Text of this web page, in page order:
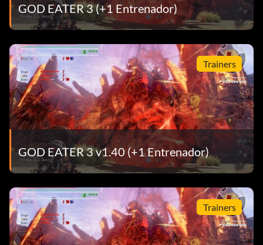
GOD EATER 3 (+1 Entrenador)
Trainers
GOD EATER 3 v1.40 (+1 Entrenador)
Trainers